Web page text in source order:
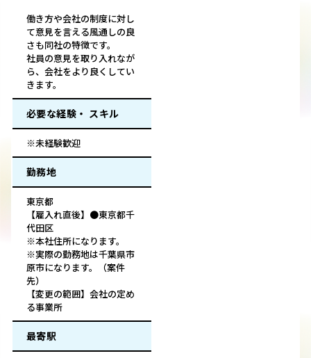
働き方や会社の制度に対し
て意見を言える風通しの良
さも同社の特徴です。
社員の意見を取り入れなが
ら、会社をより良くしてい
きます。
必要な経験・ スキル
※未経験歓迎
勤務地
東京都
【雇入れ直後】●東京都千
代田区
※本社住所になります。
※実際の勤務地は千葉県市
原市になります。（案件
先）
【変更の範囲】会社の定め
る事業所
最寄駅